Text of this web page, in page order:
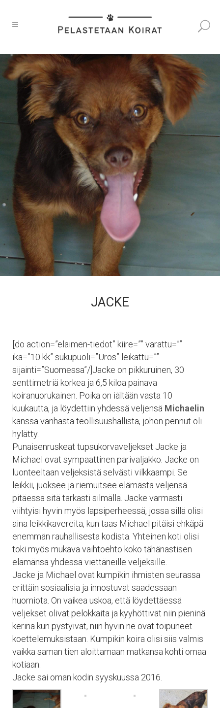
JACKE
[do action=”elaimen-tiedot” kiire=”” varattu=””
ika=”10 kk” sukupuoli=”Uros” leikattu=””
sijainti=”Suomessa”/]Jacke on pikkuruinen, 30
senttimetriä korkea ja 6,5 kiloa painava
koiranuorukainen. Poika on iältään vasta 10
kuukautta, ja löydettiin yhdessä veljensä Michaelin
kanssa vanhasta teollisuushallista, johon pennut oli
hylätty.
Punaisenruskeat tupsukorvaveljekset Jacke ja
Michael ovat sympaattinen parivaljakko. Jacke on
luonteeltaan veljeksistä selvästi vilkkaampi. Se
leikkii, juoksee ja riemuitsee elämästä veljensä
pitäessä sitä tarkasti silmällä. Jacke varmasti
viihtyisi hyvin myös lapsiperheessä, jossa sillä olisi
aina leikkikavereita, kun taas Michael pitäisi ehkäpä
enemmän rauhallisesta kodista. Yhteinen koti olisi
toki myös mukava vaihtoehto koko tähänastisen
elämänsä yhdessä viettäneille veljeksille.
Jacke ja Michael ovat kumpikin ihmisten seurassa
erittäin sosiaalisia ja innostuvat saadessaan
huomiota. On vaikea uskoa, että löydettäessä
veljekset olivat pelokkaita ja kyyhöttivät niin pieninä
kerinä kun pystyivät, niin hyvin ne ovat toipuneet
koettelemuksistaan. Kumpikin koira olisi siis valmis
vaikka saman tien aloittamaan matkansa kohti omaa
kotiaan.
Jacke sai oman kodin syyskuussa 2016.